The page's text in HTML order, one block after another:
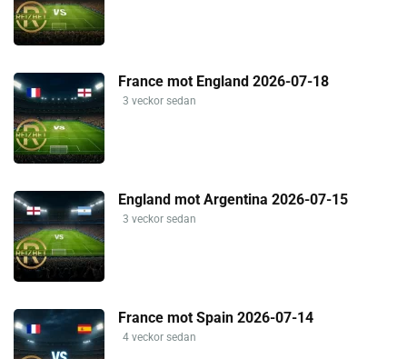
France mot England 2026-07-18
3 veckor sedan
England mot Argentina 2026-07-15
3 veckor sedan
France mot Spain 2026-07-14
4 veckor sedan